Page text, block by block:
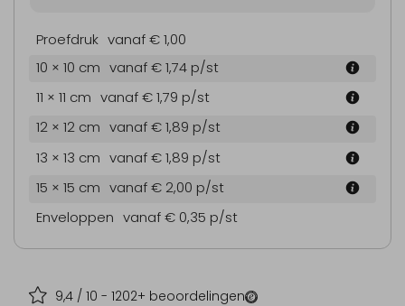
9,4 / 10 - 1202+ beoordelingen
Proefdruk vanaf € 1,00
10 × 10 cm vanaf € 1,74 p/st
11 × 11 cm vanaf € 1,79 p/st
12 × 12 cm vanaf € 1,89 p/st
13 × 13 cm vanaf € 1,89 p/st
15 × 15 cm vanaf € 2,00 p/st
Enveloppen vanaf € 0,35 p/st